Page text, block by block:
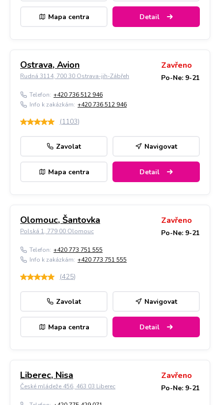
Mapa centra Detail
Ostrava, Avion
Rudná 3114, 700 30 Ostrava-jih-Zábřeh
Zavřeno
Po-Ne: 9-21
Telefon: +420 736 512 946
Info k zakázkám: +420 736 512 946
(1103)
Zavolat Navigovat
Mapa centra Detail
Olomouc, Šantovka
Polská 1, 779 00 Olomouc
Zavřeno
Po-Ne: 9-21
Telefon: +420 773 751 555
Info k zakázkám: +420 773 751 555
(425)
Zavolat Navigovat
Mapa centra Detail
Liberec, Nisa
České mládeže 456, 463 03 Liberec
Zavřeno
Po-Ne: 9-21